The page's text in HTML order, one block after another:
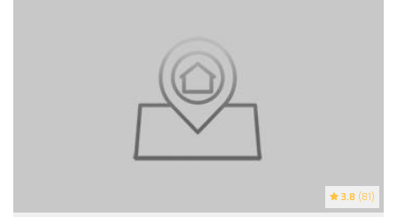
3.8 (81)